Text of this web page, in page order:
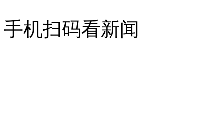
手机扫码看新闻